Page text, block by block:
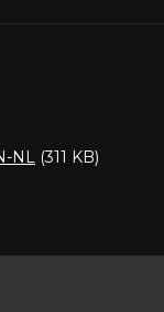
NL (311 KB)